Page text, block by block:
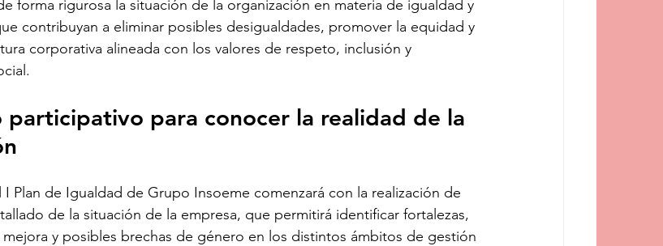
forma rigurosa la situación de la organización en materia de igualdad y
contribuyan a eliminar posibles desigualdades, promover la equidad y
corporativa alineada con los valores de respeto, inclusión y
participativo para conocer la realidad de la
I Plan de Igualdad de Grupo Insoeme comenzará con la realización de
de la situación de la empresa, que permitirá identificar fortalezas,
y posibles brechas de género en los distintos ámbitos de gestión